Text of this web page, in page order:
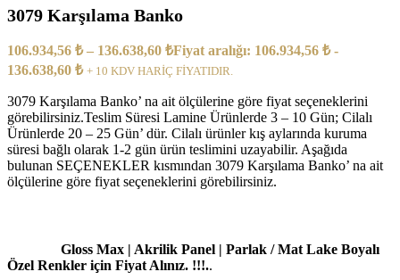
3079 Karşılama Banko
106.934,56 ₺ – 136.638,60 ₺Fiyat aralığı: 106.934,56 ₺ -
136.638,60 ₺ + 10 KDV HARİÇ FİYATIDIR.
3079 Karşılama Banko’ na ait ölçülerine göre fiyat seçeneklerini
görebilirsiniz.Teslim Süresi Lamine Ürünlerde 3 – 10 Gün; Cilalı
Ürünlerde 20 – 25 Gün’ dür. Cilalı ürünler kış aylarında kuruma
süresi bağlı olarak 1-2 gün ürün teslimini uzayabilir. Aşağıda
bulunan SEÇENEKLER kısmından 3079 Karşılama Banko’ na ait
ölçülerine göre fiyat seçeneklerini görebilirsiniz.
Gloss Max | Akrilik Panel | Parlak / Mat Lake Boyalı
Özel Renkler için Fiyat Alınız. !!!..